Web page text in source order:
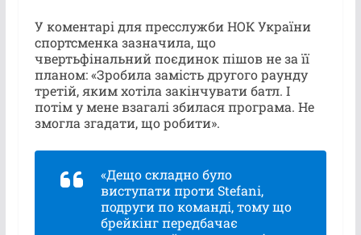
У коментарі для пресслужби НОК України
спортсменка зазначила, що
чвертьфінальний поєдинок пішов не за її
планом: «Зробила замість другого раунду
третій, яким хотіла закінчувати батл. І
потім у мене взагалі збилася програма. Не
змогла згадати, що робити».
«Дещо складно було
виступати проти Stefani,
подруги по команді, тому що
брейкінг передбачає